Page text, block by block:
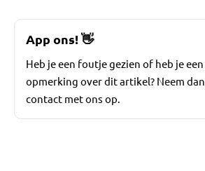
App ons!👋
Heb je een foutje gezien of heb je een
opmerking over dit artikel? Neem dan
contact met ons op.